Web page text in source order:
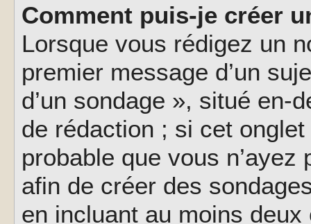
Comment puis-je créer
Lorsque vous rédigez un
premier message d’un
d’un sondage », situé en-
de rédaction ; si cet
probable que vous
afin de créer des
en incluant au moins